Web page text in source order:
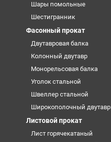
Шары помольные
Шестигранник
Фасонный прокат
Двутавровая балка
Колонный двутавр
Монорельсовая балка
Уголок стальной
Швеллер стальной
Широкополочный двутавр
Листовой прокат
Лист горячекатаный